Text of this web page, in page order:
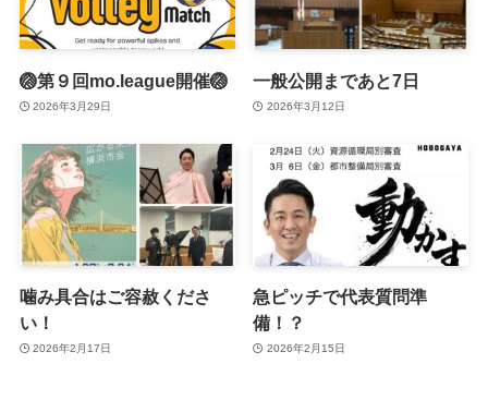
🏐第９回mo.league開催🏐
2026年3月29日
一般公開まであと7日
2026年3月12日
噛み具合はご容赦くださ
い！
2026年2月17日
急ピッチで代表質問準
備！？
2026年2月15日